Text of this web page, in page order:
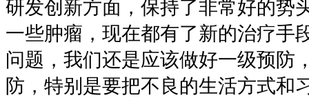
研发创新方面，保持了非常好的势
一些肿瘤，现在都有了新的治疗手
问题，我们还是应该做好一级预防
防，特别是要把不良的生活方式和